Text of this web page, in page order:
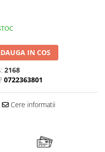
IN COS
2168
0722363801
Cere informatii